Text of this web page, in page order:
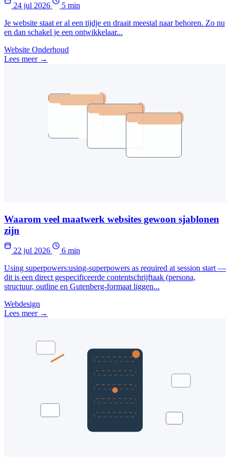
24 jul 2026
5 min
Je website staat er al een tijdje en draait meestal naar behoren. Zo nu
en dan schakel je een ontwikkelaar...
Website Onderhoud
Lees meer →
Waarom veel maatwerk websites gewoon sjablonen
zijn
22 jul 2026
6 min
Using superpowers:using-superpowers as required at session start —
dit is een direct gespecificeerde contentschrijftaak (persona,
structuur, outline en Gutenberg-formaat liggen...
Webdesign
Lees meer →